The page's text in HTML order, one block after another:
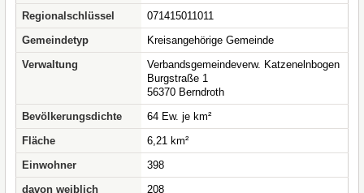
Regionalschlüssel
071415011011
Gemeindetyp
Kreisangehörige Gemeinde
Verwaltung
Verbandsgemeindeverw. Katzenelnbogen
Burgstraße 1
56370 Berndroth
Bevölkerungsdichte
64 Ew. je km²
Fläche
6,21 km²
Einwohner
398
davon weiblich
208